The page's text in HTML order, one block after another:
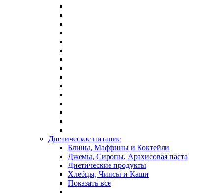
Диетическое питание
Блины, Маффины и Коктейли
Джемы, Сиропы, Арахисовая паста
Диетические продукты
Хлебцы, Чипсы и Каши
Показать все